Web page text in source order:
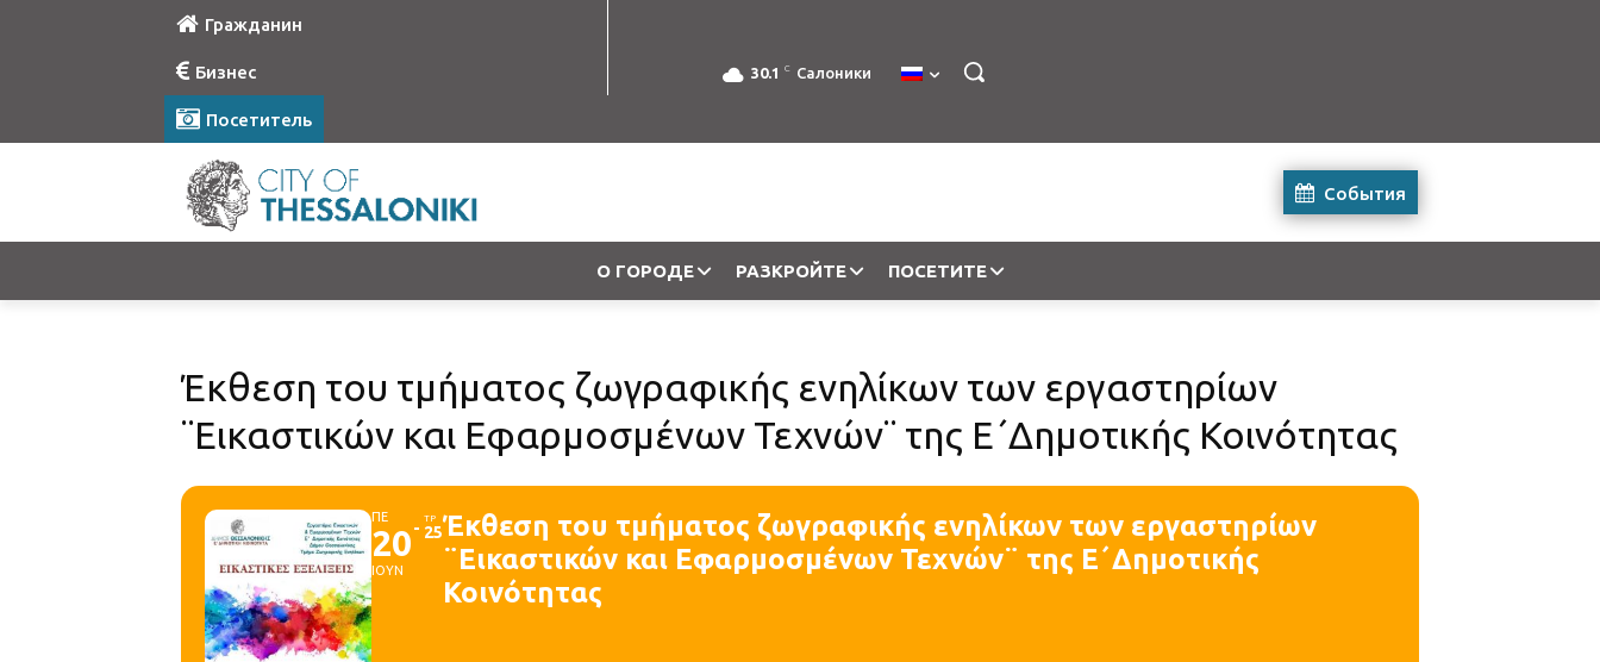
Гражданин
Бизнес
Посетитель
30.1 C Салоники
События
О ГОРОДЕ РАЗКРОЙТЕ ПОСЕТИТЕ
Έκθεση του τμήματος ζωγραφικής ενηλίκων των εργαστηρίων
¨Εικαστικών και Εφαρμοσμένων Τεχνών¨ της Ε΄Δημοτικής Κοινότητας
ΠΕ
20
ΙΟΥΝ
ΤΡ
25Έκθεση του τμήματος ζωγραφικής ενηλίκων των εργαστηρίων
¨Εικαστικών και Εφαρμοσμένων Τεχνών¨ της Ε΄Δημοτικής
Κοινότητας